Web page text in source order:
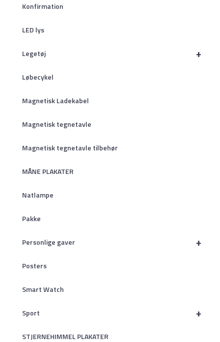
Konfirmation
LED lys
+
Legetøj
Løbecykel
Magnetisk Ladekabel
Magnetisk tegnetavle
Magnetisk tegnetavle tilbehør
MÅNE PLAKATER
Natlampe
Pakke
+
Personlige gaver
Posters
Smart Watch
+
Sport
STJERNEHIMMEL PLAKATER